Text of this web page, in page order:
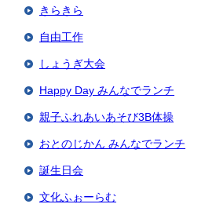
きらきら
自由工作
しょうぎ大会
Happy Day みんなでランチ
親子ふれあいあそび3B体操
おとのじかん みんなでランチ
誕生日会
文化ふぉーらむ